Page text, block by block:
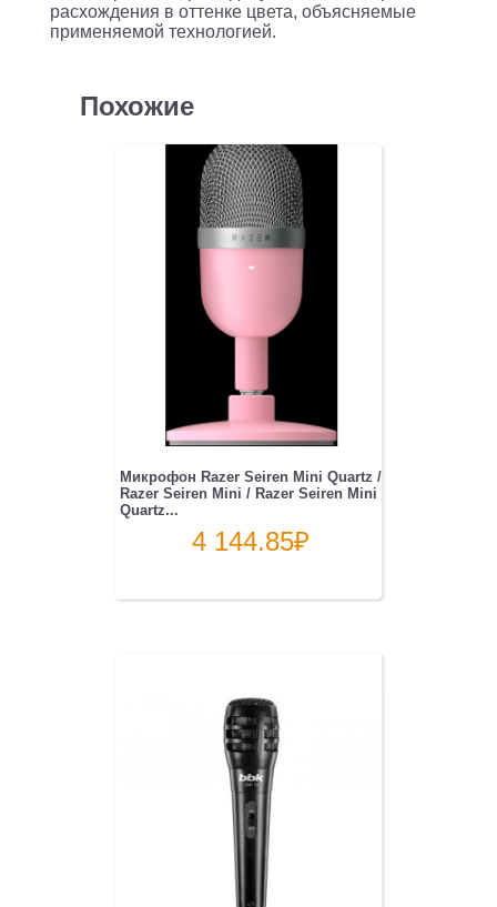
экраном
дисплея
отображения
шумоподавления,
расхождения в оттенке цвета, объясняемые
применяемой технологией.
Похожие
Микрофон Razer Seiren Mini Quartz /
Razer Seiren Mini / Razer Seiren Mini
Quartz...
4 144.85₽